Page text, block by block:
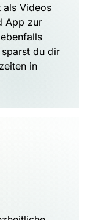
als Videos
App zur
du dir
in